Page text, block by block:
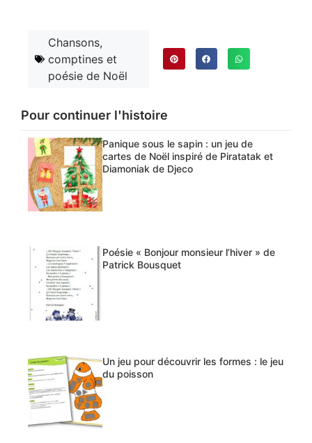
Chansons,
comptines et
poésie de Noël
Pour continuer l'histoire
Panique sous le sapin : un jeu de
cartes de Noël inspiré de Piratatak et
Diamoniak de Djeco
Poésie « Bonjour monsieur l’hiver » de
Patrick Bousquet
Un jeu pour découvrir les formes : le jeu
du poisson